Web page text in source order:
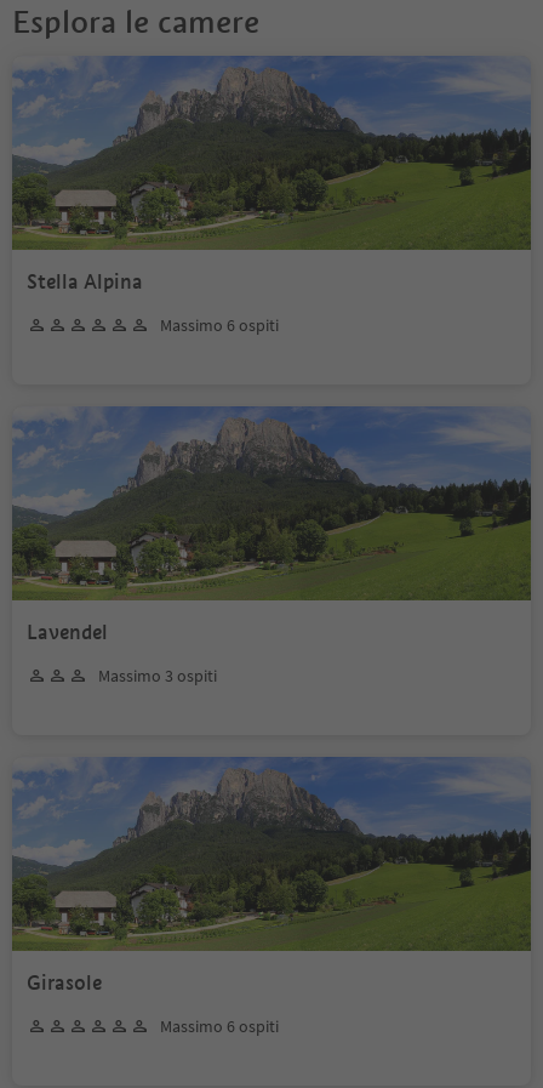
Esplora le camere
Stella Alpina
Massimo 6 ospiti
Lavendel
Massimo 3 ospiti
Girasole
Massimo 6 ospiti